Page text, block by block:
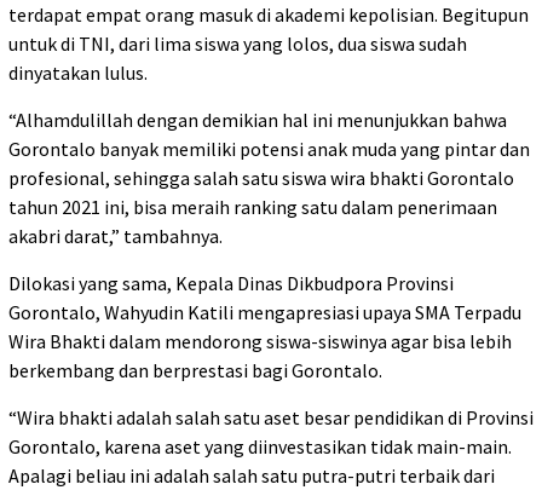
terdapat empat orang masuk di akademi kepolisian. Begitupun
untuk di TNI, dari lima siswa yang lolos, dua siswa sudah
dinyatakan lulus.
“Alhamdulillah dengan demikian hal ini menunjukkan bahwa
Gorontalo banyak memiliki potensi anak muda yang pintar dan
profesional, sehingga salah satu siswa wira bhakti Gorontalo
tahun 2021 ini, bisa meraih ranking satu dalam penerimaan
akabri darat,” tambahnya.
Dilokasi yang sama, Kepala Dinas Dikbudpora Provinsi
Gorontalo, Wahyudin Katili mengapresiasi upaya SMA Terpadu
Wira Bhakti dalam mendorong siswa-siswinya agar bisa lebih
berkembang dan berprestasi bagi Gorontalo.
“Wira bhakti adalah salah satu aset besar pendidikan di Provinsi
Gorontalo, karena aset yang diinvestasikan tidak main-main.
Apalagi beliau ini adalah salah satu putra-putri terbaik dari